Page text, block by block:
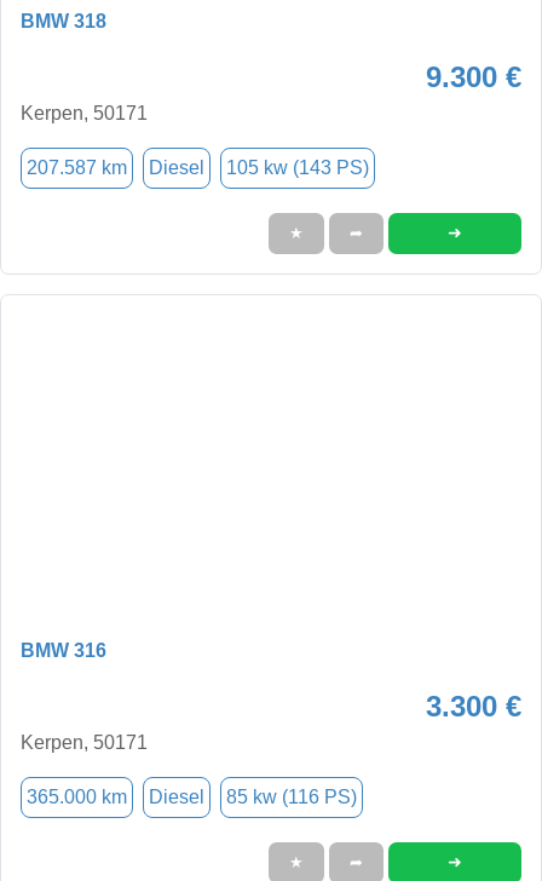
BMW 318
9.300 €
Kerpen, 50171
207.587 km Diesel 105 kw (143 PS)
★ ➦ ➜
BMW 316
3.300 €
Kerpen, 50171
365.000 km Diesel 85 kw (116 PS)
★ ➦ ➜